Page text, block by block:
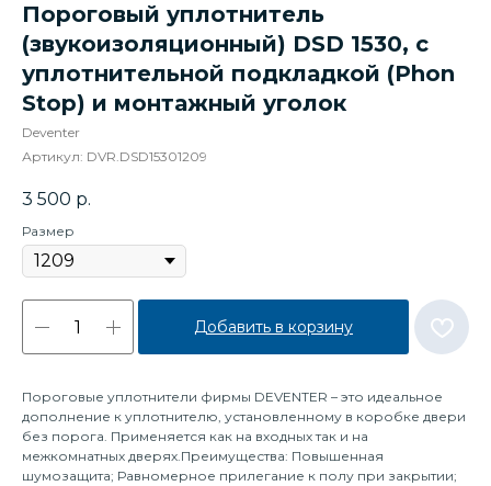
Пороговый уплотнитель
(звукоизоляционный) DSD 1530, с
уплотнительной подкладкой (Phon
Stop) и монтажный уголок
Deventer
Артикул: DVR.DSD15301209
3 500 р.
Размер
Добавить в корзину
Пороговые уплотнители фирмы DEVENTER – это идеальное
дополнение к уплотнителю, установленному в коробке двери
без порога. Применяется как на входных так и на
межкомнатных дверях.Преимущества: Повышенная
шумозащита; Равномерное прилегание к полу при закрытии;